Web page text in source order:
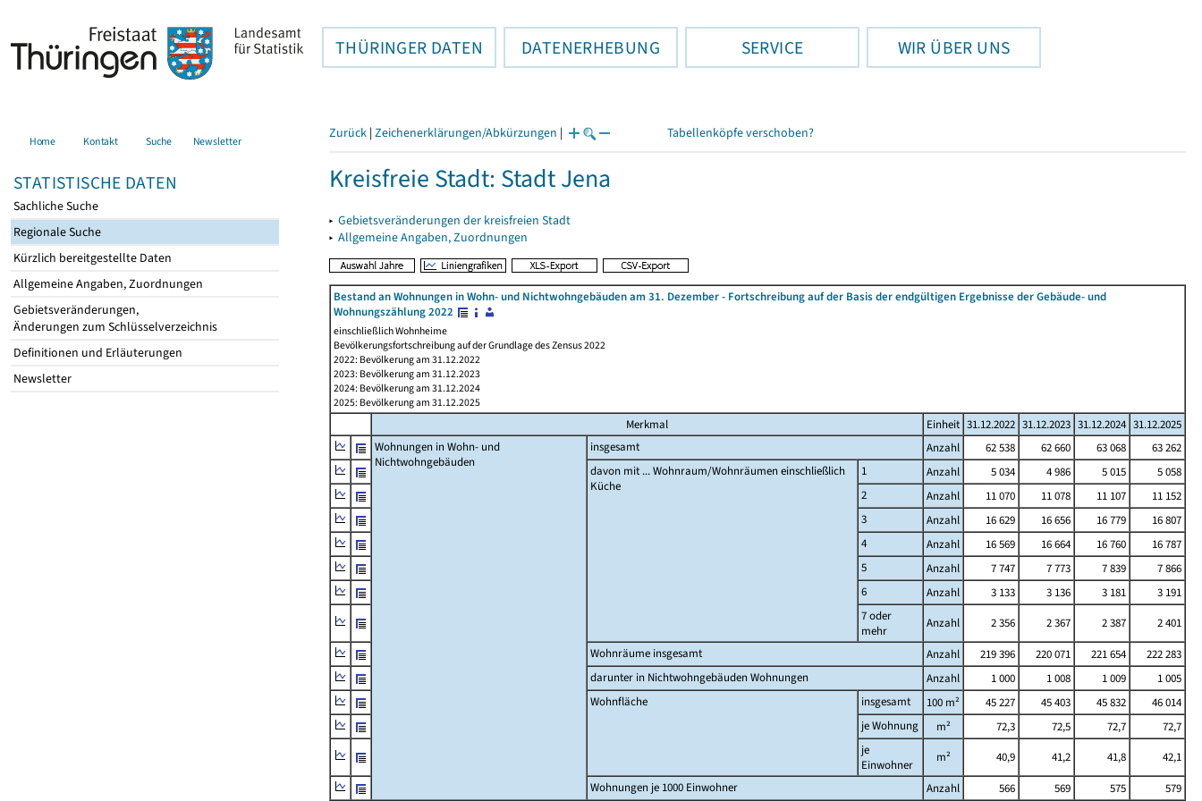
THÜRINGER DATEN DATENERHEBUNG SERVICE WIR ÜBER UNS
Home Kontakt Suche Newsletter
STATISTISCHE DATEN
Sachliche Suche
Regionale Suche
Kürzlich bereitgestellte Daten
Allgemeine Angaben, Zuordnungen
Gebietsveränderungen,
Änderungen zum Schlüsselverzeichnis
Definitionen und Erläuterungen
Newsletter
Zurück | Zeichenerklärungen/Abkürzungen | Tabellenköpfe verschoben?
Kreisfreie Stadt: Stadt Jena
▸ Gebietsveränderungen der kreisfreien Stadt
▸ Allgemeine Angaben, Zuordnungen
Bestand an Wohnungen in Wohn- und Nichtwohngebäuden am 31. Dezember - Fortschreibung auf der Basis der endgültigen Ergebnisse der Gebäude- und
Wohnungszählung 2022
einschließlich Wohnheime
Bevölkerungsfortschreibung auf der Grundlage des Zensus 2022
2022: Bevölkerung am 31.12.2022
2023: Bevölkerung am 31.12.2023
2024: Bevölkerung am 31.12.2024
2025: Bevölkerung am 31.12.2025
Merkmal Einheit 31.12.2022 31.12.2023 31.12.2024 31.12.2025
Wohnungen in Wohn- und
Nichtwohngebäuden
insgesamt Anzahl 62 538 62 660 63 068
63 262
davon mit ... Wohnraum/Wohnräumen einschließlich
Küche
1 Anzahl 5 034 4 986 5 015
5 058
2
Anzahl 11 070 11 078 11 107
11 152
3
Anzahl 16 629 16 656 16 779
16 807
4
Anzahl 16 569 16 664 16 760
16 787
5
Anzahl 7 747 7 773 7 839
7 866
6
Anzahl 3 133 3 136 3 181
3 191
7 oder
mehr
Anzahl 2 356 2 367 2 387
2 401
Wohnräume insgesamt
Anzahl 219 396 220 071 221 654
222 283
darunter in Nichtwohngebäuden Wohnungen
Anzahl 1 000 1 008 1 009
1 005
Wohnfläche
insgesamt 100 m² 45 227 45 403 45 832
46 014
je Wohnung
m² 72,3 72,5 72,7
72,7
je
Einwohner
m² 40,9 41,2 41,8
42,1
Wohnungen je 1000 Einwohner
Anzahl 566 569 575 579